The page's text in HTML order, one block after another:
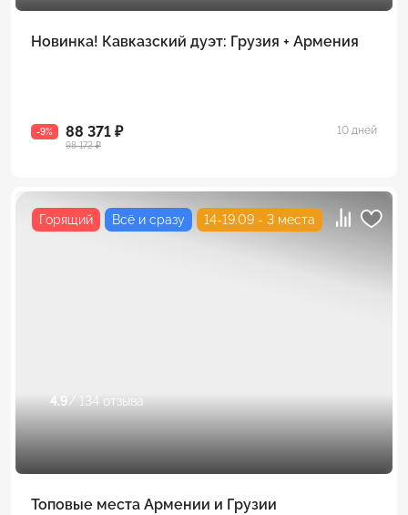
Новинка! Кавказский дуэт: Грузия + Армения
-9% 88 371 ₽
98 172 ₽
10 дней
Горящий Всё и сразу 14-19.09 - 3 места
4.9/ 134 отзыва
Топовые места Армении и Грузии